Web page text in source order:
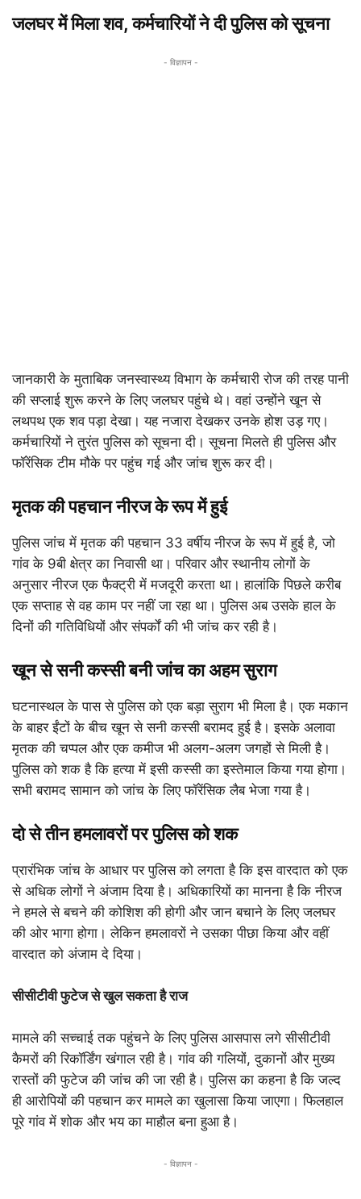
जलघर में मिला शव, कर्मचारियों ने दी पुलिस को सूचना
- विज्ञापन -
जानकारी के मुताबिक जनस्वास्थ्य विभाग के कर्मचारी रोज की तरह पानी
की सप्लाई शुरू करने के लिए जलघर पहुंचे थे। वहां उन्होंने खून से
लथपथ एक शव पड़ा देखा। यह नजारा देखकर उनके होश उड़ गए।
कर्मचारियों ने तुरंत पुलिस को सूचना दी। सूचना मिलते ही पुलिस और
फॉरेंसिक टीम मौके पर पहुंच गई और जांच शुरू कर दी।
मृतक की पहचान नीरज के रूप में हुई
पुलिस जांच में मृतक की पहचान 33 वर्षीय नीरज के रूप में हुई है, जो
गांव के 9बी क्षेत्र का निवासी था। परिवार और स्थानीय लोगों के
अनुसार नीरज एक फैक्ट्री में मजदूरी करता था। हालांकि पिछले करीब
एक सप्ताह से वह काम पर नहीं जा रहा था। पुलिस अब उसके हाल के
दिनों की गतिविधियों और संपर्कों की भी जांच कर रही है।
खून से सनी कस्सी बनी जांच का अहम सुराग
घटनास्थल के पास से पुलिस को एक बड़ा सुराग भी मिला है। एक मकान
के बाहर ईंटों के बीच खून से सनी कस्सी बरामद हुई है। इसके अलावा
मृतक की चप्पल और एक कमीज भी अलग-अलग जगहों से मिली है।
पुलिस को शक है कि हत्या में इसी कस्सी का इस्तेमाल किया गया होगा।
सभी बरामद सामान को जांच के लिए फॉरेंसिक लैब भेजा गया है।
दो से तीन हमलावरों पर पुलिस को शक
प्रारंभिक जांच के आधार पर पुलिस को लगता है कि इस वारदात को एक
से अधिक लोगों ने अंजाम दिया है। अधिकारियों का मानना है कि नीरज
ने हमले से बचने की कोशिश की होगी और जान बचाने के लिए जलघर
की ओर भागा होगा। लेकिन हमलावरों ने उसका पीछा किया और वहीं
वारदात को अंजाम दे दिया।
सीसीटीवी फुटेज से खुल सकता है राज
मामले की सच्चाई तक पहुंचने के लिए पुलिस आसपास लगे सीसीटीवी
कैमरों की रिकॉर्डिंग खंगाल रही है। गांव की गलियों, दुकानों और मुख्य
रास्तों की फुटेज की जांच की जा रही है। पुलिस का कहना है कि जल्द
ही आरोपियों की पहचान कर मामले का खुलासा किया जाएगा। फिलहाल
पूरे गांव में शोक और भय का माहौल बना हुआ है।
- विज्ञापन -